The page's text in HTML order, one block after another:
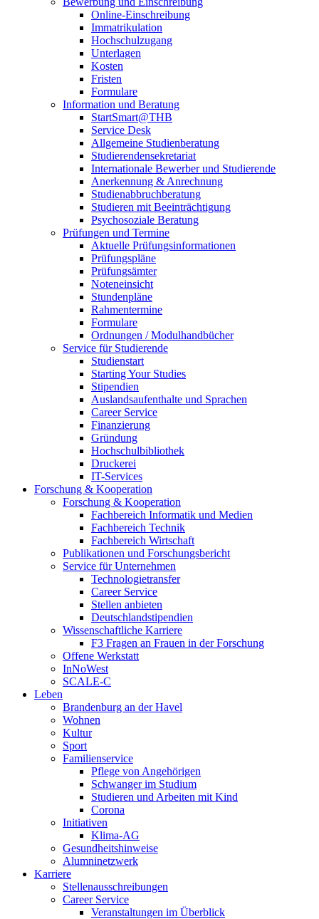
Online-Einschreibung
Immatrikulation
Hochschulzugang
Unterlagen
Kosten
Fristen
Formulare
Information und Beratung
StartSmart@THB
Service Desk
Allgemeine Studienberatung
Studierendensekretariat
Internationale Bewerber und Studierende
Anerkennung & Anrechnung
Studienabbruchberatung
Studieren mit Beeinträchtigung
Psychosoziale Beratung
Prüfungen und Termine
Aktuelle Prüfungsinformationen
Prüfungspläne
Prüfungsämter
Noteneinsicht
Stundenpläne
Rahmentermine
Formulare
Ordnungen / Modulhandbücher
Service für Studierende
Studienstart
Starting Your Studies
Stipendien
Auslandsaufenthalte und Sprachen
Career Service
Finanzierung
Gründung
Hochschulbibliothek
Druckerei
IT-Services
Forschung & Kooperation
Forschung & Kooperation
Fachbereich Informatik und Medien
Fachbereich Technik
Fachbereich Wirtschaft
Publikationen und Forschungsbericht
Service für Unternehmen
Technologietransfer
Career Service
Stellen anbieten
Deutschlandstipendien
Wissenschaftliche Karriere
F3 Fragen an Frauen in der Forschung
Offene Werkstatt
InNoWest
SCALE-C
Leben
Brandenburg an der Havel
Wohnen
Kultur
Sport
Familienservice
Pflege von Angehörigen
Schwanger im Studium
Studieren und Arbeiten mit Kind
Corona
Initiativen
Klima-AG
Gesundheitshinweise
Alumninetzwerk
Karriere
Stellenausschreibungen
Career Service
Veranstaltungen im Überblick